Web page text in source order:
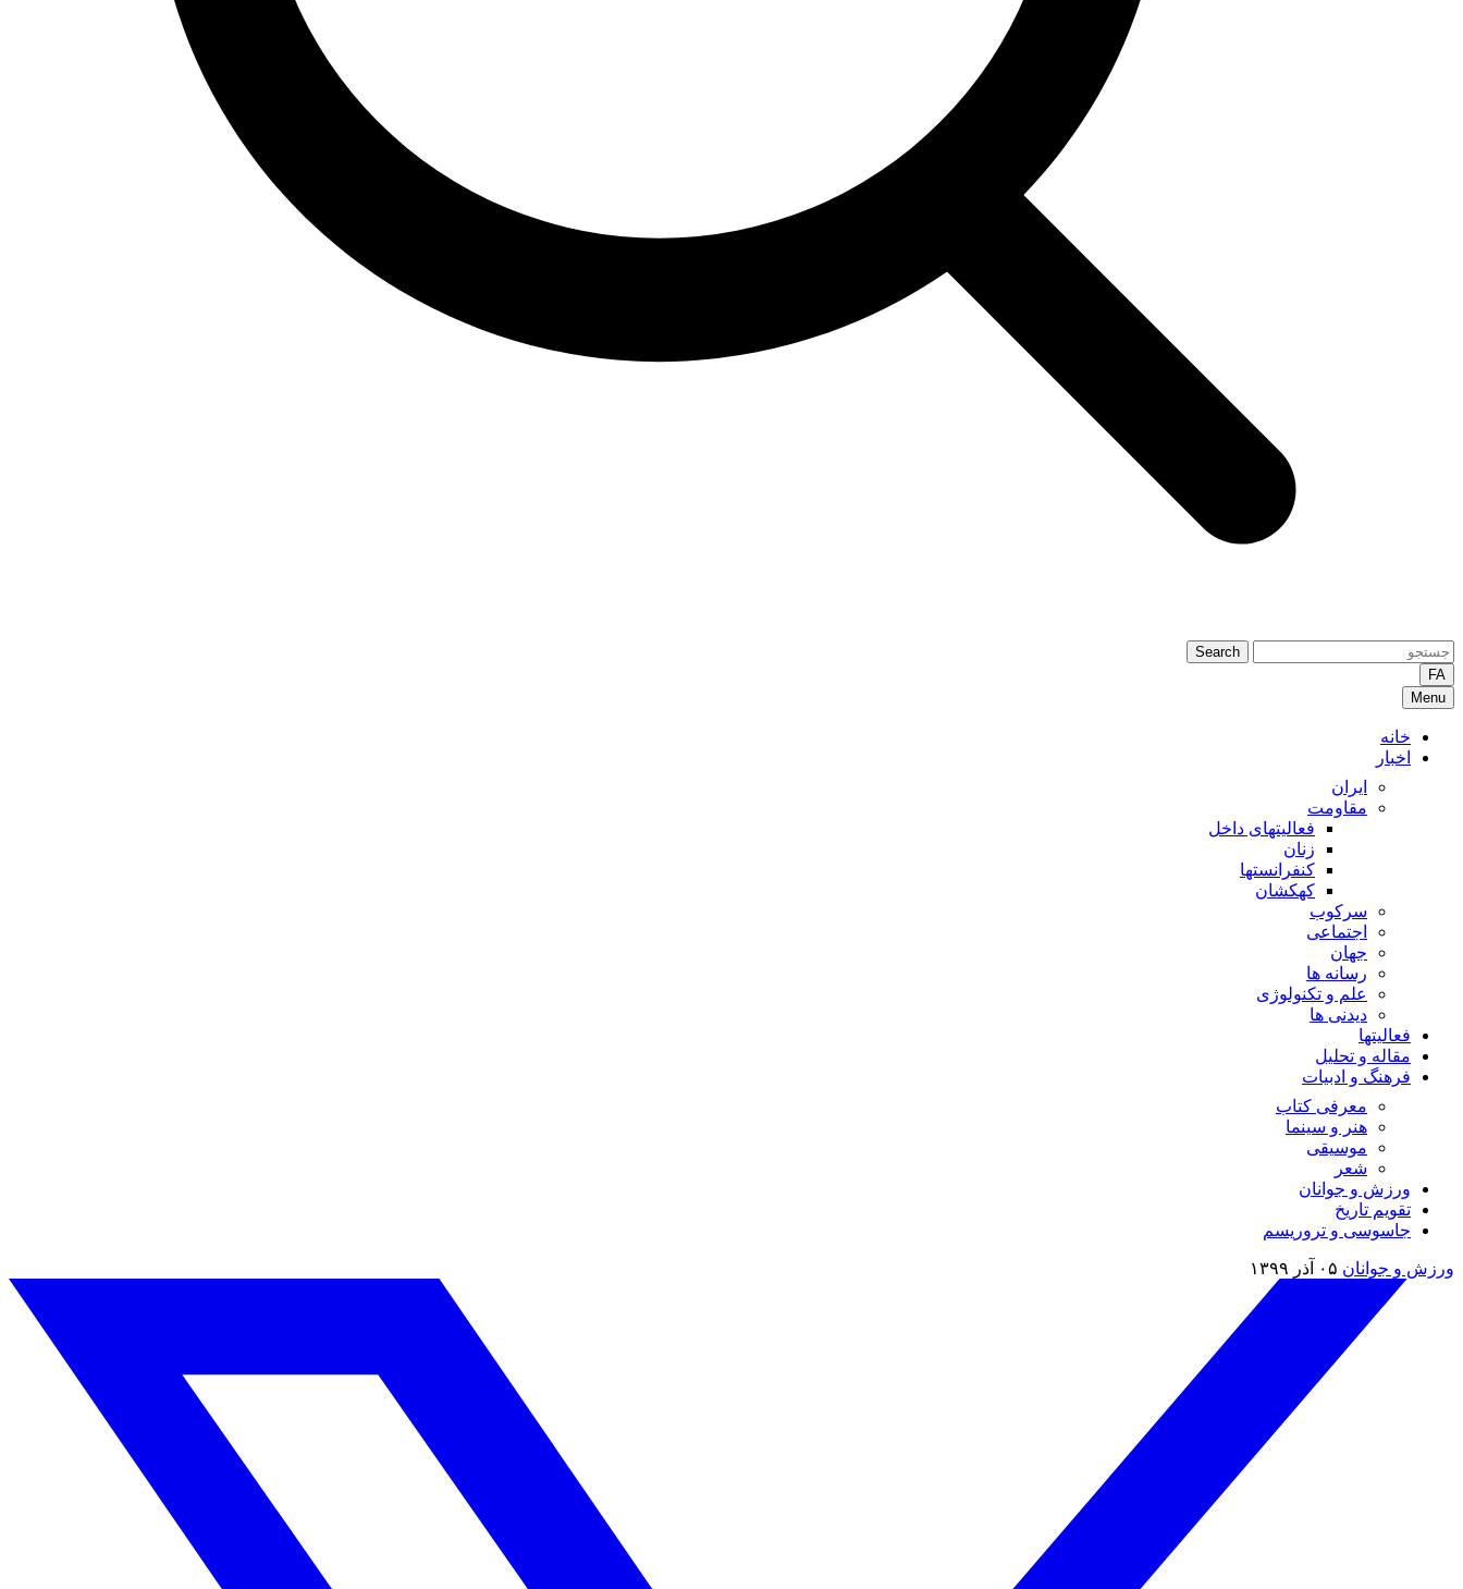
Search
FA
Menu
خانه
اخبار
ایران
مقاومت
فعالیتهای داخل
زنان
کنفرانستها
کهکشان
سرکوب
اجتماعی
جهان
رسانه ها
علم و تکنولوژی
دیدنی ها
فعالیتها
مقاله و تحلیل
فرهنگ و ادبیات
معرفی کتاب
هنر و سینما
موسیقی
شعر
ورزش و جوانان
تقویم تاريخ
جاسوسی و تروریسم
ورزش و جوانان ۰۵ آذر ۱۳۹۹